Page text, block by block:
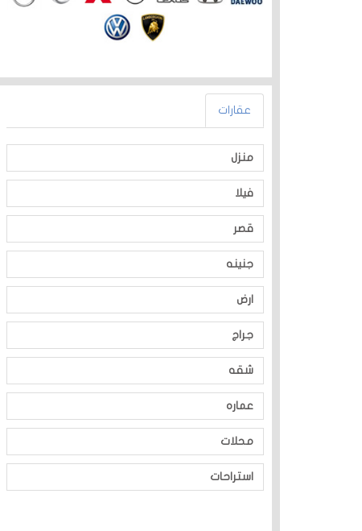
عقارات
منزل
فيلا
قصر
جنينه
ارض
جراج
شقه
عماره
محلات
استراحات